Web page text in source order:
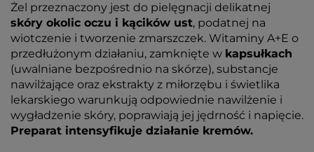
Żel przeznaczony jest do pielęgnacji delikatnej
skóry okolic oczu i kącików ust, podatnej na
wiotczenie i tworzenie zmarszczek. Witaminy A+E o
przedłużonym działaniu, zamknięte w kapsułkach
(uwalniane bezpośrednio na skórze), substancje
nawilżające oraz ekstrakty z miłorzębu i świetlika
lekarskiego warunkują odpowiednie nawilżenie i
wygładzenie skóry, poprawiają jej jędrność i napięcie.
Preparat intensyfikuje działanie kremów.